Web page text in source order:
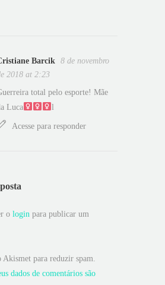
Barcik
8 de novembro
2018 at 2:23
total pelo esporte! Mãe
Luca‍
l
Acesse para responder
o login para publicar um
para reduzir spam.
dados de comentários são